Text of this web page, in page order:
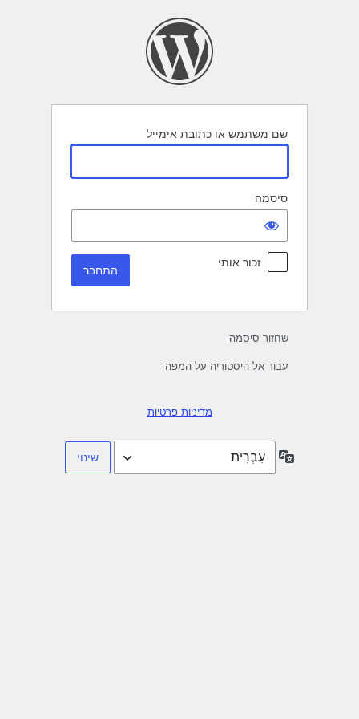
שם משתמש או כתובת אימייל
סיסמה
זכור אותי
שחזור סיסמה
עבור אל היסטוריה על המפה
מדיניות פרטיות
שפה